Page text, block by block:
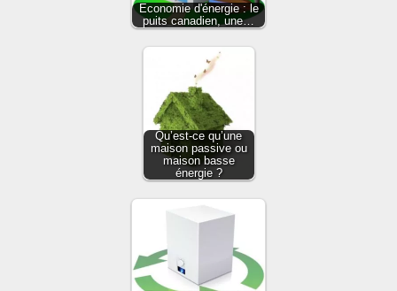
Economie d'énergie : le
puits canadien, une…
Qu’est-ce qu’une
maison passive ou
maison basse
énergie ?